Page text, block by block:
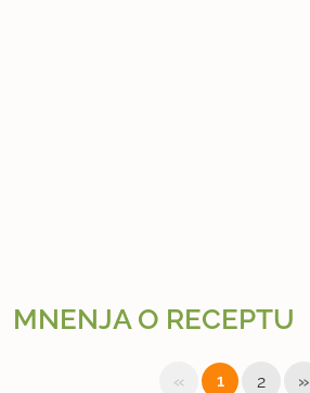
MNENJA O RECEPTU
« 1 2 »